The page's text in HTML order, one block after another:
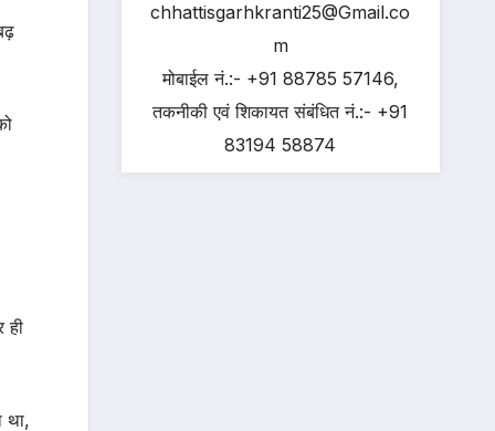
ही
था,
chhattisgarhkranti25@Gmail.co
m
मोबाईल नं.:- +91 88785 57146,
तकनीकी एवं शिकायत संबंधित नं.:- +91
83194 58874